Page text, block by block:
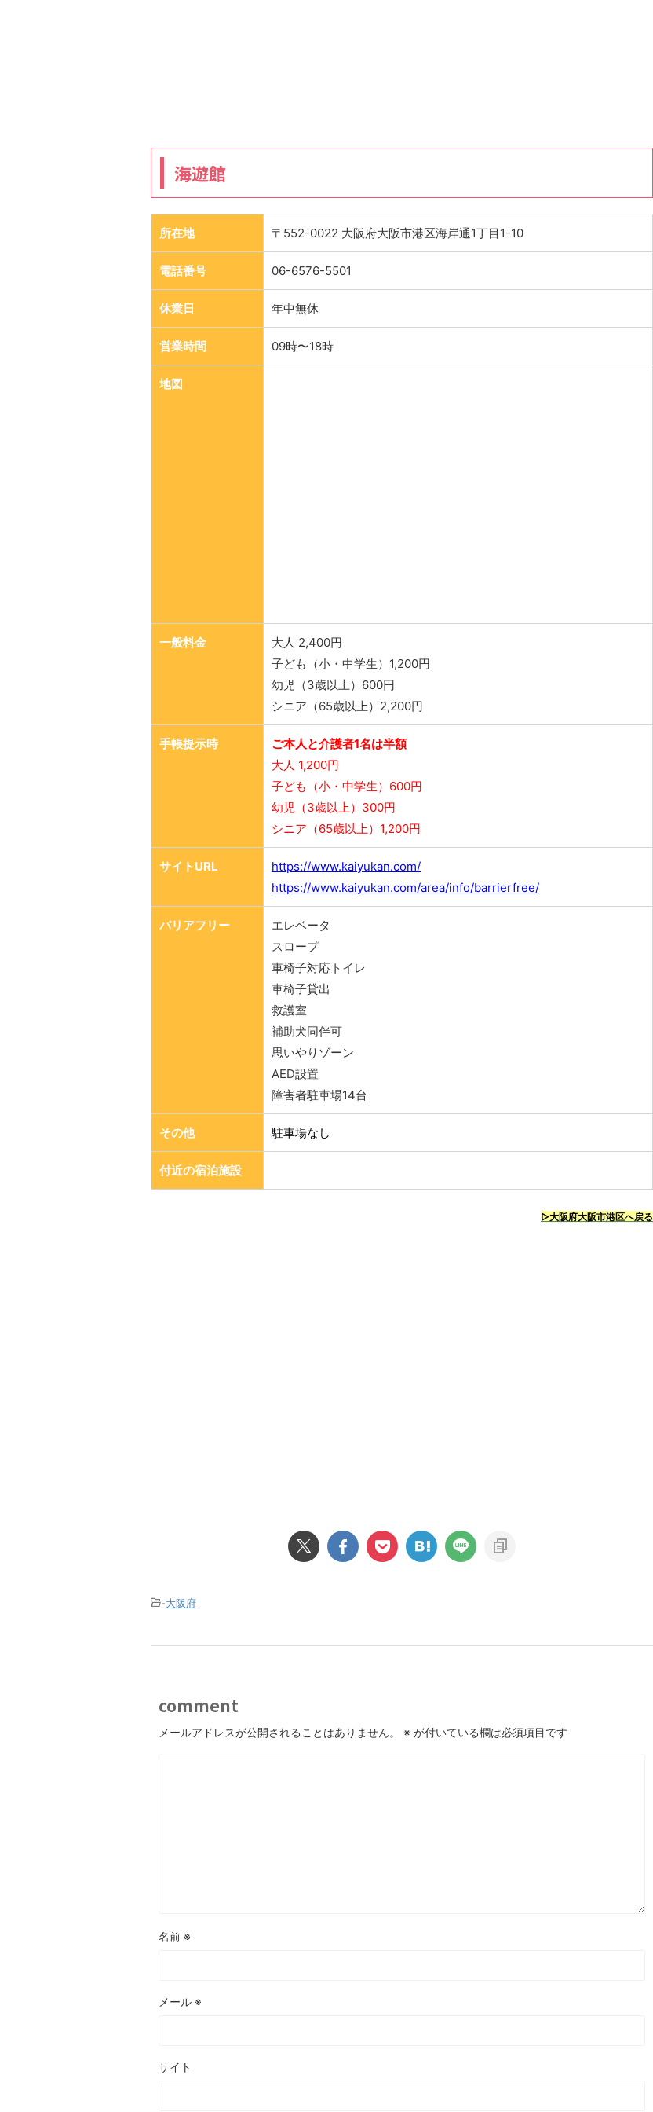
海遊館
所在地 〒552-0022 大阪府大阪市港区海岸通1丁目1-10
電話番号 06-6576-5501
休業日 年中無休
営業時間 09時〜18時
地図
一般料金
大人 2,400円
子ども（小・中学生）1,200円
幼児（3歳以上）600円
シニア（65歳以上）2,200円
手帳提示時
ご本人と介護者1名は半額
大人 1,200円
子ども（小・中学生）600円
幼児（3歳以上）300円
シニア（65歳以上）1,200円
サイトURL
https://www.kaiyukan.com/
https://www.kaiyukan.com/area/info/barrierfree/
バリアフリー
エレベータ
スロープ
車椅子対応トイレ
車椅子貸出
救護室
補助犬同伴可
思いやりゾーン
AED設置
障害者駐車場14台
その他 駐車場なし
付近の宿泊施設
▷大阪府大阪市港区へ戻る
-大阪府
comment
メールアドレスが公開されることはありません。 ※ が付いている欄は必須項目です
名前 ※
メール ※
サイト